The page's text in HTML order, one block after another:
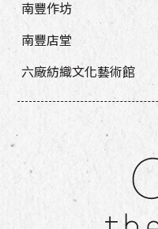
南豐作坊
南豐店堂
六廠紡織文化藝術館